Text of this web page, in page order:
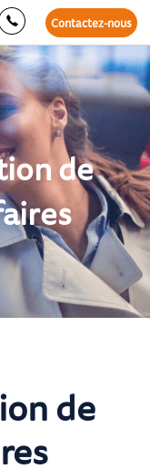
Contactez-nous
de
de